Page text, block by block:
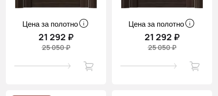
Цена за полотно
21 292 ₽
25 050 ₽
Цена за полотно
21 292 ₽
25 050 ₽